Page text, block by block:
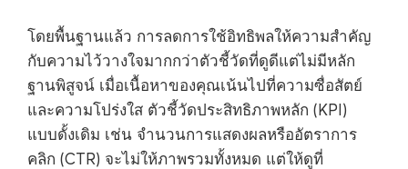
โดยพื้นฐานแล้ว การลดการใช้อิทธิพลให้ความสำคัญ
กับความไว้วางใจมากกว่าตัวชี้วัดที่ดูดีแต่ไม่มีหลัก
ฐานพิสูจน์ เมื่อเนื้อหาของคุณเน้นไปที่ความซื่อสัตย์
และความโปร่งใส ตัวชี้วัดประสิทธิภาพหลัก (KPI)
แบบดั้งเดิม เช่น จำนวนการแสดงผลหรืออัตราการ
คลิก (CTR) จะไม่ให้ภาพรวมทั้งหมด แต่ให้ดูที่